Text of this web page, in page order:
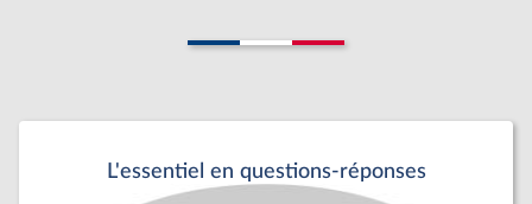
L'essentiel en questions-réponses